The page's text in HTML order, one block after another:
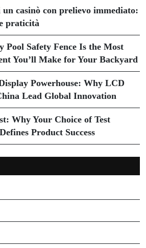
casinò con prelievo immediato:
praticità
Safety Fence Is the Most
You’ll Make for Your Backyard
Powerhouse: Why LCD
Lead Global Innovation
Why Your Choice of Test
Product Success